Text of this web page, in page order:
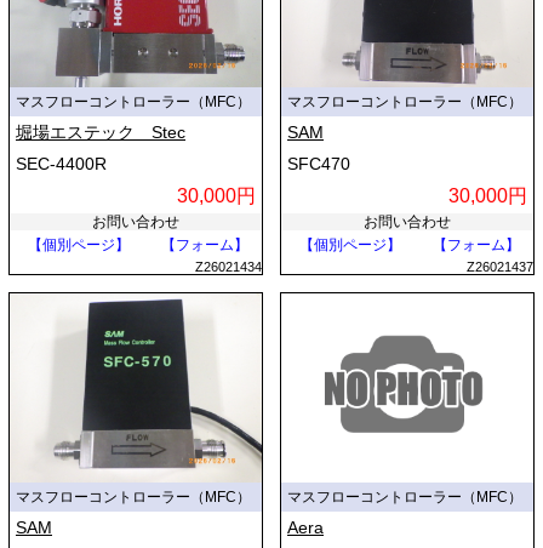
マスフローコントローラー（MFC）
堀場エステック Stec
SEC-4400R
30,000円
お問い合わせ
【個別ページ】
【フォーム】
Z26021434
マスフローコントローラー（MFC）
SAM
SFC470
30,000円
お問い合わせ
【個別ページ】
【フォーム】
Z26021437
マスフローコントローラー（MFC）
SAM
マスフローコントローラー（MFC）
Aera